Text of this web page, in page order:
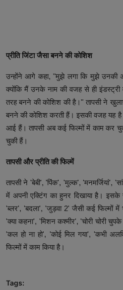
प्रीति जिंटा जैसा बनने की कोशिश
उन्होंने आगे कहा, "मुझे लगा कि मुझे उनकी
क्योंकि मैं उनके नाम की वजह से ही
तरह बनने की कोशिश की है।" तापसी ने
बनने की कोशिश करती हैं। इसकी वजह यह
आई हैं। तापसी अब कई फिल्मों में काम कर
चुकी हैं।
तापसी और प्रीति की फिल्में
तापसी ने 'बेबी', 'पिंक', 'मुल्क', 'मनमर्जियां',
में अपनी एक्टिंग का हुनर ​​दिखाया है।
'ब्लर', 'बदला', 'जुड़वा 2' जैसी कई फिल्मों
'क्या कहना', 'मिशन कश्मीर', 'चोरी चोरी
'कल हो ना हो', 'कोई मिल गया', 'कभी
फिल्मों में काम किया है।
Tags: